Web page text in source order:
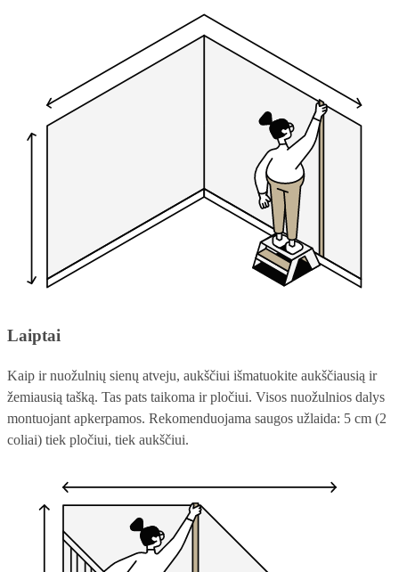
Laiptai
Kaip ir nuožulnių sienų atveju, aukščiui išmatuokite aukščiausią ir
žemiausią tašką. Tas pats taikoma ir pločiui. Visos nuožulnios dalys
montuojant apkerpamos. Rekomenduojama saugos užlaida: 5 cm (2
coliai) tiek pločiui, tiek aukščiui.